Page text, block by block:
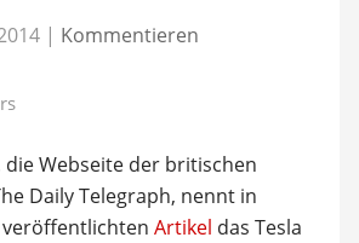
| Kommentieren
die Webseite der britischen
Daily Telegraph, nennt in
Artikel das Tesla